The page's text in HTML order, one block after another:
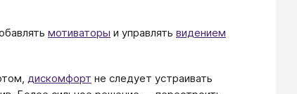
мотиваторы и управлять видением
дискомфорт не следует устраивать